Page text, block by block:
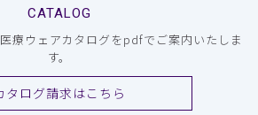
CATALOG
療ウェアカタログをpdfでご案内いたしま
す。
タログ請求はこちら